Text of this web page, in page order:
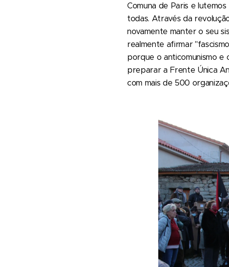
Comuna de Paris e
todas. Através da
novamente manter o seu
realmente afirmar
porque o anticomunismo e
preparar a Frente Única
com mais de 500